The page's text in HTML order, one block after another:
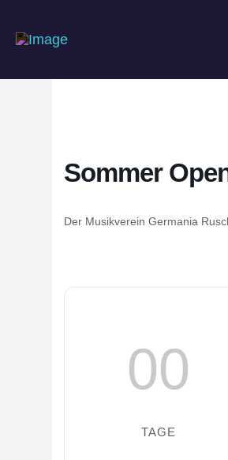
Sommer
Der Musikverein Germania
00
TAGE